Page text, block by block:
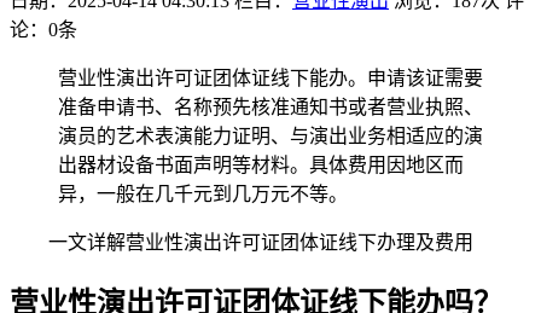
论：0条
营业性演出许可证团体证线下能办。申请该证需要
准备申请书、名称预先核准通知书或者营业执照、
演员的艺术表演能力证明、与演出业务相适应的演
出器材设备书面声明等材料。具体费用因地区而
异，一般在几千元到几万元不等。
一文详解营业性演出许可证团体证线下办理及费用
营业性演出许可证团体证线下能办吗？